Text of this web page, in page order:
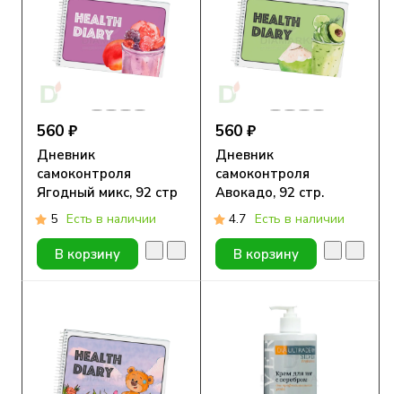
560 ₽
Дневник
самоконтроля
Ягодный микс, 92 стр
5 Есть в наличии
В корзину
560 ₽
Дневник
самоконтроля
Авокадо, 92 стр.
4.7 Есть в наличии
В корзину